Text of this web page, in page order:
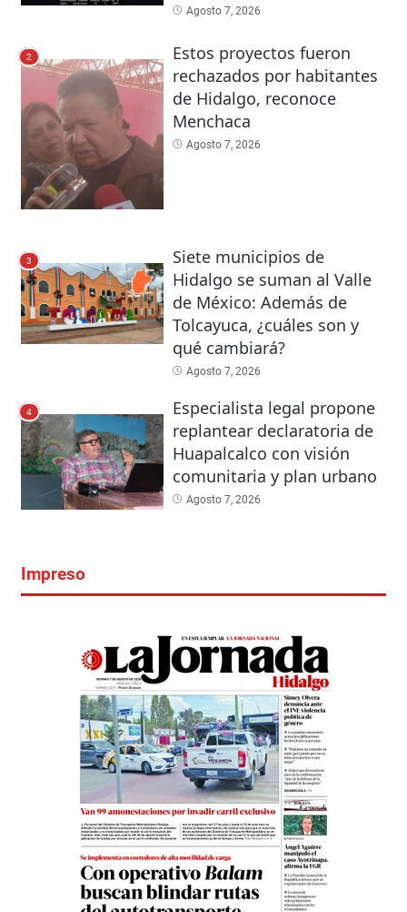
Agosto 7, 2026
2
Estos proyectos fueron
rechazados por habitantes
de Hidalgo, reconoce
Menchaca
Agosto 7, 2026
3
Siete municipios de
Hidalgo se suman al Valle
de México: Además de
Tolcayuca, ¿cuáles son y
qué cambiará?
Agosto 7, 2026
4
Especialista legal propone
replantear declaratoria de
Huapalcalco con visión
comunitaria y plan urbano
Agosto 7, 2026
Impreso